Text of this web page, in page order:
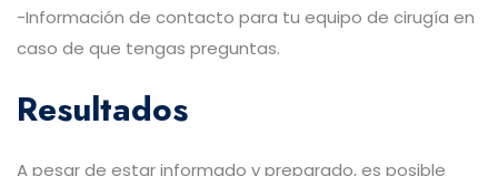
-Información de contacto para tu equipo de cirugía en
caso de que tengas preguntas.
Resultados
A pesar de estar informado y preparado, es posible